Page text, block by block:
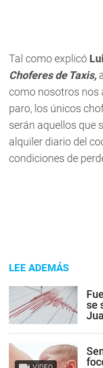
Tal como explicó
Choferes de Taxis,
como nosotros nos
paro, los únicos
serán aquellos que
alquiler diario del
condiciones de
LEE ADEMÁS
se